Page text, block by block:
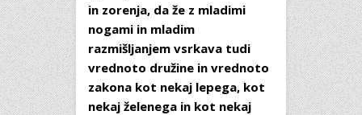
in zorenja, da že z mladimi
nogami in mladim
razmišljanjem vsrkava tudi
vrednoto družine in vrednoto
zakona kot nekaj lepega, kot
nekaj želenega in kot nekaj